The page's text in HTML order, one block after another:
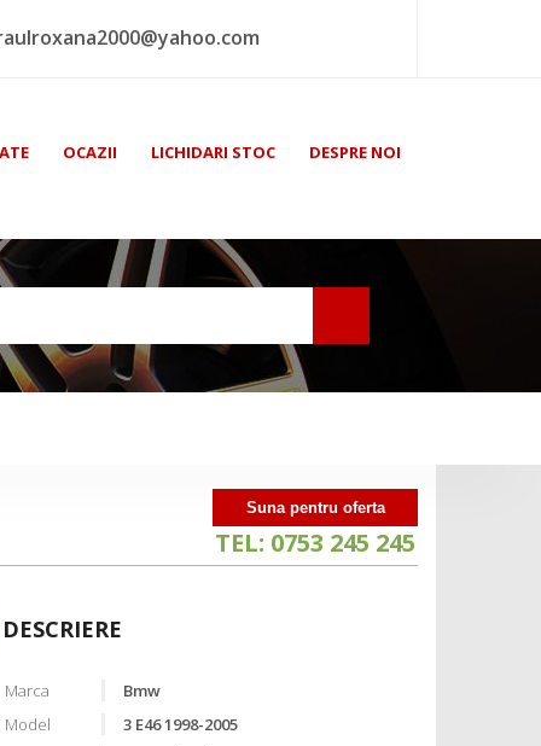
OCAZII LICHIDARI STOC DESPRE NOI
Suna pentru oferta
TEL: 0753 245 245
DESCRIERE
Marca
Bmw
Model
3 E46 1998-2005